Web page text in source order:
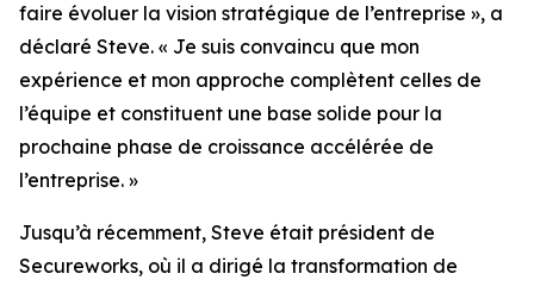
faire évoluer la vision stratégique de l’entreprise », a
déclaré Steve. « Je suis convaincu que mon
expérience et mon approche complètent celles de
l’équipe et constituent une base solide pour la
prochaine phase de croissance accélérée de
l’entreprise. »
Jusqu’à récemment, Steve était président de
Secureworks, où il a dirigé la transformation de